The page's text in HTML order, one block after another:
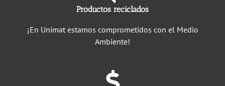
Productos reciclados
¡En Unimat estamos comprometidos con el Medio
Ambiente!